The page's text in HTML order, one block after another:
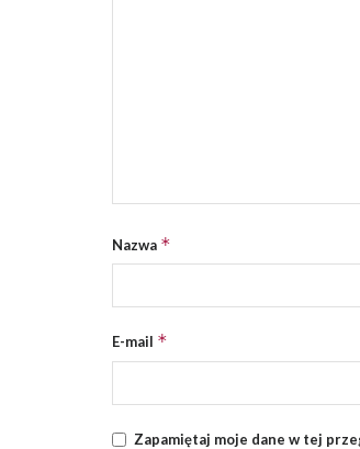
Nazwa *
E-mail *
Zapamiętaj moje dane w tej